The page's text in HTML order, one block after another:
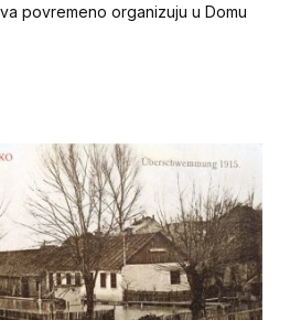
povremeno organizuju u Domu